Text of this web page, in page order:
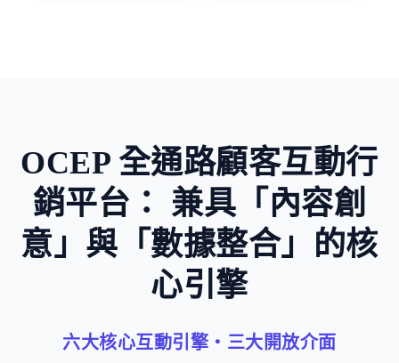
OCEP 全通路顧客互動行
銷平台： 兼具「內容創
意」與「數據整合」的核
心引擎
六大核心互動引擎・三大開放介面